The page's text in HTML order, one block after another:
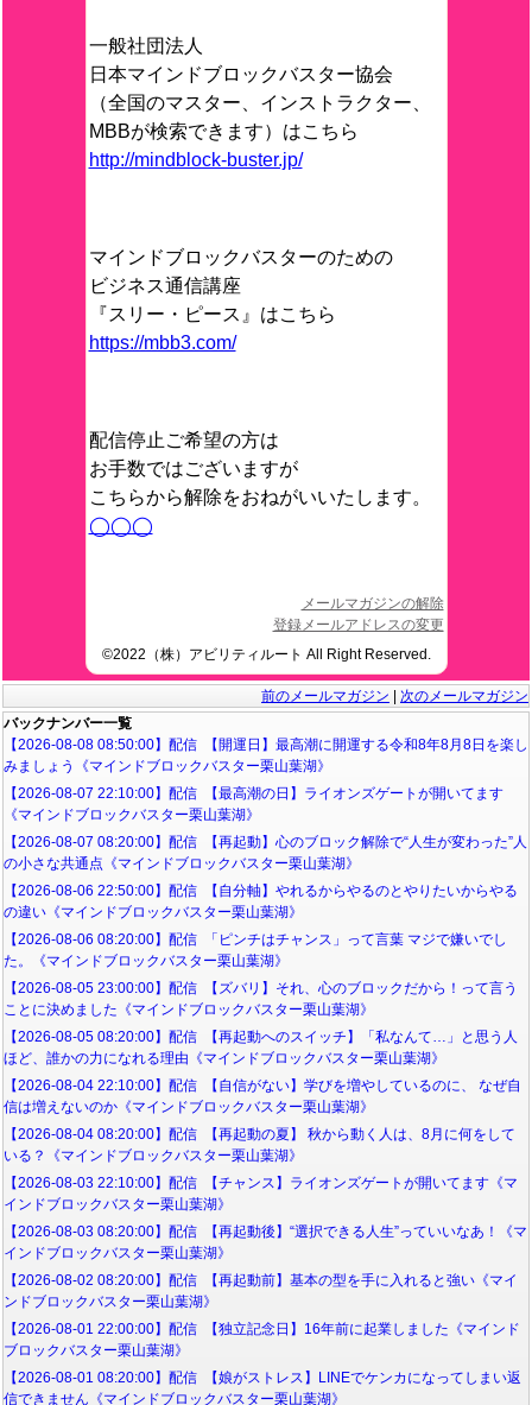
一般社団法人
日本マインドブロックバスター協会
（全国のマスター、インストラクター、
MBBが検索できます）はこちら
http://mindblock-buster.jp/
マインドブロックバスターのための
ビジネス通信講座
『スリー・ピース』はこちら
https://mbb3.com/
配信停止ご希望の方は
お手数ではございますが
こちらから解除をおねがいいたします。
◯◯◯
メールマガジンの解除
登録メールアドレスの変更
©2022（株）アビリティルート All Right Reserved.
前のメールマガジン
次のメールマガジン
バックナンバー一覧
【2026-08-08 08:50:00】配信 【開運日】最高潮に開運する令和8年8月8日を楽し
みましょう《マインドブロックバスター栗山葉湖》
【2026-08-07 22:10:00】配信 【最高潮の日】ライオンズゲートが開いてます
《マインドブロックバスター栗山葉湖》
【2026-08-07 08:20:00】配信 【再起動】心のブロック解除で“人生が変わった”人
の小さな共通点《マインドブロックバスター栗山葉湖》
【2026-08-06 22:50:00】配信 【自分軸】やれるからやるのとやりたいからやる
の違い《マインドブロックバスター栗山葉湖》
【2026-08-06 08:20:00】配信 「ピンチはチャンス」って言葉 マジで嫌いでし
た。《マインドブロックバスター栗山葉湖》
【2026-08-05 23:00:00】配信 【ズバリ】それ、心のブロックだから！って言う
ことに決めました《マインドブロックバスター栗山葉湖》
【2026-08-05 08:20:00】配信 【再起動へのスイッチ】「私なんて…」と思う人
ほど、誰かの力になれる理由《マインドブロックバスター栗山葉湖》
【2026-08-04 22:10:00】配信 【自信がない】学びを増やしているのに、 なぜ自
信は増えないのか《マインドブロックバスター栗山葉湖》
【2026-08-04 08:20:00】配信 【再起動の夏】 秋から動く人は、8月に何をして
いる？《マインドブロックバスター栗山葉湖》
【2026-08-03 22:10:00】配信 【チャンス】ライオンズゲートが開いてます《マ
インドブロックバスター栗山葉湖》
【2026-08-03 08:20:00】配信 【再起動後】“選択できる人生”っていいなあ！《マ
インドブロックバスター栗山葉湖》
【2026-08-02 08:20:00】配信 【再起動前】基本の型を手に入れると強い《マイ
ンドブロックバスター栗山葉湖》
【2026-08-01 22:00:00】配信 【独立記念日】16年前に起業しました《マインド
ブロックバスター栗山葉湖》
【2026-08-01 08:20:00】配信 【娘がストレス】LINEでケンカになってしまい返
信できません《マインドブロックバスター栗山葉湖》